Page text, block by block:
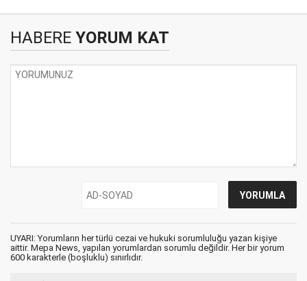
HABERE YORUM KAT
UYARI: Yorumların her türlü cezai ve hukuki sorumluluğu yazan kişiye
aittir. Mepa News, yapılan yorumlardan sorumlu değildir. Her bir yorum
600 karakterle (boşluklu) sınırlıdır.